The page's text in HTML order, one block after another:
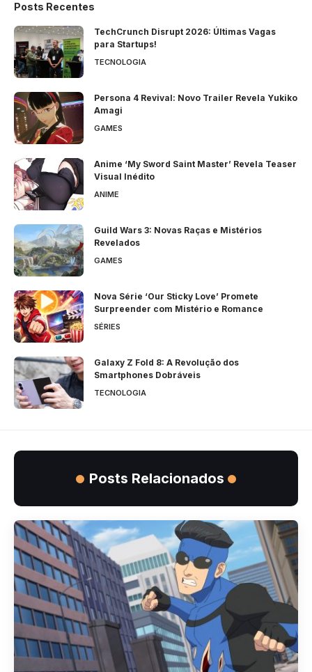
Posts Recentes
TechCrunch Disrupt 2026: Últimas Vagas
para Startups!
TECNOLOGIA
Persona 4 Revival: Novo Trailer Revela Yukiko
Amagi
GAMES
Anime ‘My Sword Saint Master’ Revela Teaser
Visual Inédito
ANIME
Guild Wars 3: Novas Raças e Mistérios
Revelados
GAMES
Nova Série ‘Our Sticky Love’ Promete
Surpreender com Mistério e Romance
SÉRIES
Galaxy Z Fold 8: A Revolução dos
Smartphones Dobráveis
TECNOLOGIA
Posts Relacionados